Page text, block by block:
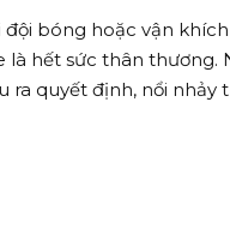
bóng hoặc vận
hết sức thân thương.
ra quyết định, nổi nhảy